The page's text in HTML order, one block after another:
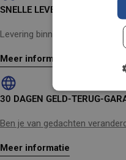
SNELLE LEVERING
Levering binnen 2-4 werkdagen
Meer informatie
30 DAGEN GELD-TERUG-
Ben je van gedachten
Meer informatie